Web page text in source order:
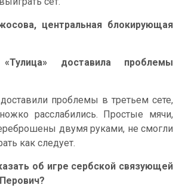
центральная блокирующая
доставила проблемы
проблемы в третьем сете,
расслабились. Простые мячи,
двумя руками, не смогли
как следует.
об игре сербской связующей